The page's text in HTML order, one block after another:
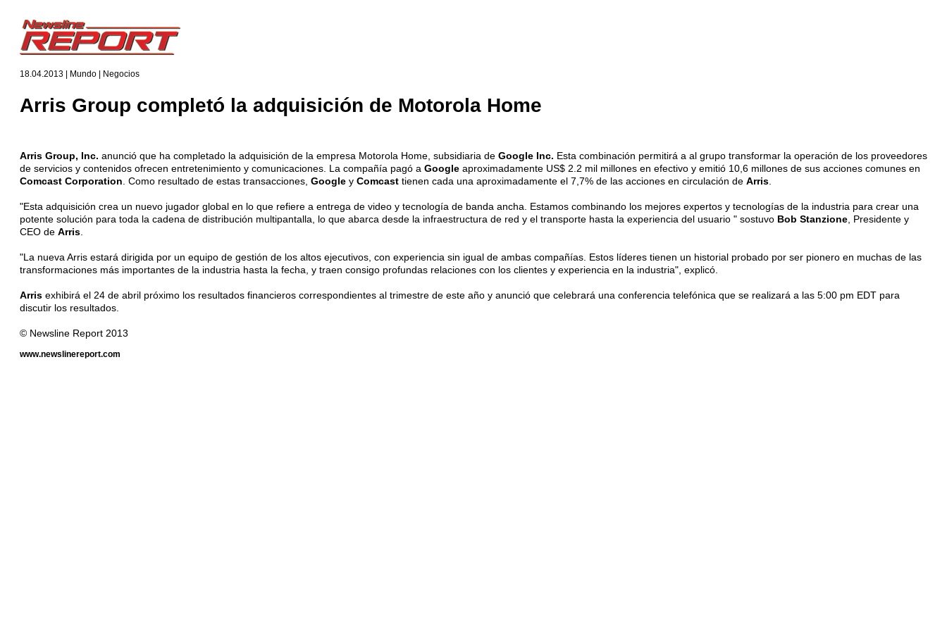
18.04.2013 | Mundo | Negocios
Arris Group completó la adquisición de Motorola Home
Arris Group, Inc. anunció que ha completado la adquisición de la empresa Motorola Home, subsidiaria de Google Inc. Esta combinación permitirá a al grupo transformar la operación de los proveedores
de servicios y contenidos ofrecen entretenimiento y comunicaciones. La compañía pagó a Google aproximadamente US$ 2.2 mil millones en efectivo y emitió 10,6 millones de sus acciones comunes en
Comcast Corporation . Como resultado de estas transacciones, Google y Comcast tienen cada una aproximadamente el 7,7% de las acciones en circulación de Arris
"Esta adquisición crea un nuevo jugador global en lo que refiere a entrega de video y tecnología de banda ancha. Estamos combinando los mejores expertos y tecnologías de la industria para crear una
potente solución para toda la cadena de distribución multipantalla, lo que abarca desde la infraestructura de red y el transporte hasta la experiencia del usuario " sostuvo Bob Stanzione , Presidente y
CEO de Arris
"La nueva Arris estará dirigida por un equipo de gestión de los altos ejecutivos, con experiencia sin igual de ambas compañías. Estos líderes tienen un historial probado por ser pionero en muchas de las
transformaciones más importantes de la industria hasta la fecha, y traen consigo profundas relaciones con los clientes y experiencia en la industria", explicó.
Arris exhibirá el 24 de abril próximo los resultados financieros correspondientes al trimestre de este año y anunció que celebrará una conferencia telefónica que se realizará a las 5:00 pm EDT para
discutir los resultados.
© Newsline Report 2013
www.newslinereport.com